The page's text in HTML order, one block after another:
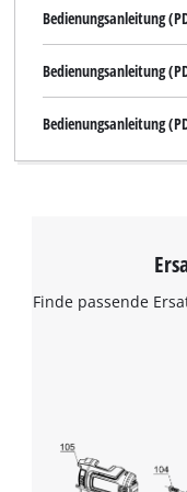
Bedienungsanleitung
Bedienungsanleitung
Bedienungsanleitung
Finde passende